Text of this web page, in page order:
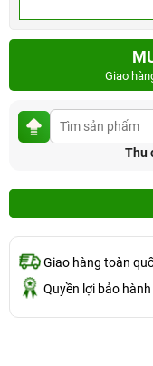
Giao
Thu
Giao hàng toàn
Quyền lợi bảo